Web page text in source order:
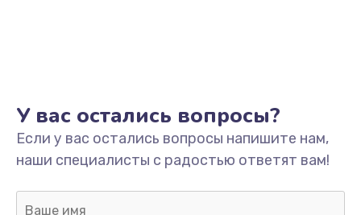
Замена/Pемонт карбюратора
1300 руб.
Заказать
У вас остались вопросы?
Если у вас остались вопросы напишите нам,
наши специалисты с радостью ответят вам!